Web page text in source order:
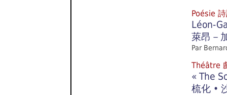
Poésie
Léon-
萊昂－
Par
Théâtre
« The
梳化 •